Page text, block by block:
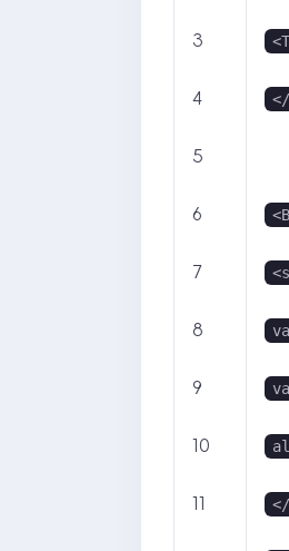
3
4
5
6
7
8
9
10
11
</